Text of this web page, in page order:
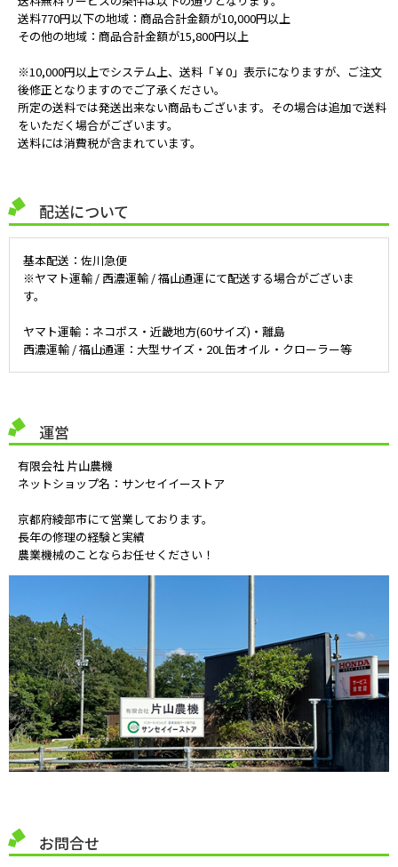
送料770円以下の地域：商品合計金額が10,000円以上
その他の地域：商品合計金額が15,800円以上
※10,000円以上でシステム上、送料「￥0」表示になりますが、ご注文
後修正となりますのでご了承ください。
所定の送料では発送出来ない商品もございます。その場合は追加で送料
をいただく場合がございます。
送料には消費税が含まれています。
配送について
基本配送：佐川急便
※ヤマト運輸 / 西濃運輸 / 福山通運にて配送する場合がございま
す。
ヤマト運輸：ネコポス・近畿地方(60サイズ)・離島
西濃運輸 / 福山通運：大型サイズ・20L缶オイル・クローラー等
運営
有限会社 片山農機
ネットショップ名：サンセイイーストア
京都府綾部市にて営業しております。
長年の修理の経験と実績
農業機械のことならお任せください！
お問合せ